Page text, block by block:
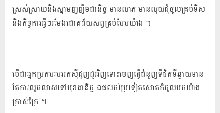
ស្រស់ស្រាយ​និង​ស្នាមញញឹម​ជា​និច្ច មាន​លាភ មាន​លុយ​ជុំ​ចូល​គ្រប់​ទិស
និង​កិច្ចការ​អ្វី​ៗ​រមែង​ជោគជ័យ​សព្វគ្រប់​បែប​យ៉ាង ។
បើជា​អ្នក​ប្រកប​របរ​រកស៊ី​ជួញដូរ​វិញ​ទោះ​ចេញ​ធ្វើ​ជំនួញ​ទី​ជិត​ទី​ឆ្ងាយ​មាន​
តែ​ការ​លូតលាស់​ទៅ​មុខជា​និច្ច ឯ​ផល​កម្រៃ​ទៀត​សោត​ក៏​ចូល​មក​យ៉ាង​
ក្រាស់ក្រៃ ។